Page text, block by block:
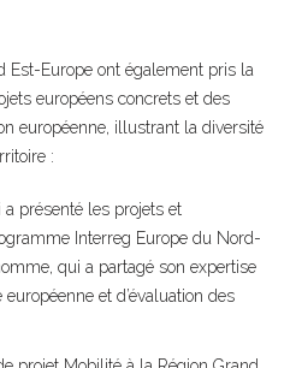
Est-Europe ont également pris la
européens concrets et des
européenne, illustrant la diversité
:
présenté les projets et
Interreg Europe du Nord-
qui a partagé son expertise
et d’évaluation des